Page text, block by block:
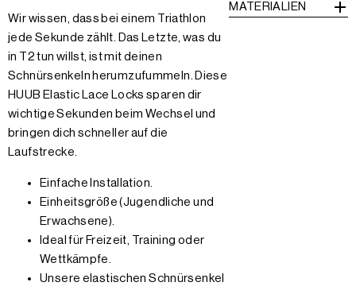
Wir wissen, dass bei einem Triathlon
jede Sekunde zählt. Das Letzte, was du
in T2 tun willst, ist mit deinen
Schnürsenkeln herumzufummeln. Diese
HUUB Elastic Lace Locks sparen dir
wichtige Sekunden beim Wechsel und
bringen dich schneller auf die
Laufstrecke.
Einfache Installation.
Einheitsgröße (Jugendliche und
Erwachsene).
Ideal für Freizeit, Training oder
Wettkämpfe.
Unsere elastischen Schnürsenkel
MATERIALIEN